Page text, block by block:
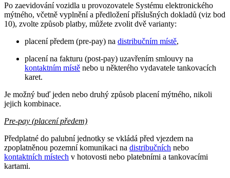
Po zaevidování vozidla u provozovatele Systému elektronického
mýtného, včetně vyplnění a předložení příslušných dokladů (viz bod
10), zvolte způsob platby, můžete zvolit dvě varianty:
placení předem (pre-pay) na distribučním místě,
placení na fakturu (post-pay) uzavřením smlouvy na
kontaktním místě nebo u některého vydavatele tankovacích
karet.
Je možný buď jeden nebo druhý způsob placení mýtného, nikoli
jejich kombinace.
Pre-pay (placení předem)
Předplatné do palubní jednotky se vkládá před vjezdem na
zpoplatněnou pozemní komunikaci na distribučních nebo
kontaktních místech v hotovosti nebo platebními a tankovacími
kartami.